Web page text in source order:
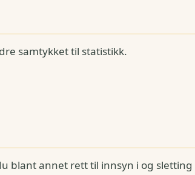
samtykket til statistikk.
blant annet rett til innsyn i og sletting